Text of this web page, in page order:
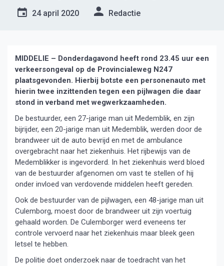
24 april 2020 Redactie
MIDDELIE – Donderdagavond heeft rond 23.45 uur een
verkeersongeval op de Provincialeweg N247
plaatsgevonden. Hierbij botste een personenauto met
hierin twee inzittenden tegen een pijlwagen die daar
stond in verband met wegwerkzaamheden.
De bestuurder, een 27-jarige man uit Medemblik, en zijn
bijrijder, een 20-jarige man uit Medemblik, werden door de
brandweer uit de auto bevrijd en met de ambulance
overgebracht naar het ziekenhuis. Het rijbewijs van de
Medemblikker is ingevorderd. In het ziekenhuis werd bloed
van de bestuurder afgenomen om vast te stellen of hij
onder invloed van verdovende middelen heeft gereden.
Ook de bestuurder van de pijlwagen, een 48-jarige man uit
Culemborg, moest door de brandweer uit zijn voertuig
gehaald worden. De Culemborger werd eveneens ter
controle vervoerd naar het ziekenhuis maar bleek geen
letsel te hebben.
De politie doet onderzoek naar de toedracht van het